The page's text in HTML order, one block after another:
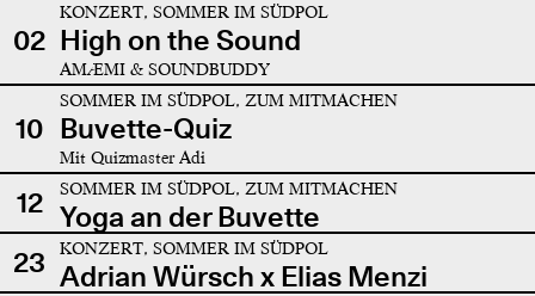
02
KONZERT, SOMMER IM SÜDPOL
High on the Sound
AMÆMI & SOUNDBUDDY
10
SOMMER IM SÜDPOL, ZUM MITMACHEN
Buvette-Quiz
Mit Quizmaster Adi
12 SOMMER IM SÜDPOL, ZUM MITMACHEN
Yoga an der Buvette
23
KONZERT, SOMMER IM SÜDPOL
Adrian Würsch x Elias Menzi